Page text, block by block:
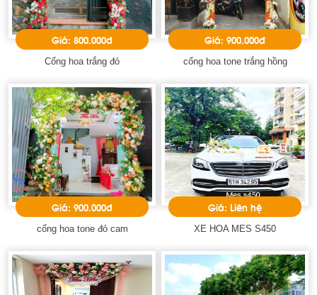
Giá: 800.000đ
Cổng hoa trắng đỏ
Giá: 900.000đ
cổng hoa tone trắng hồng
Giá: 900.000đ
cổng hoa tone đỏ cam
Giá: Liên hệ
XE HOA MES S450